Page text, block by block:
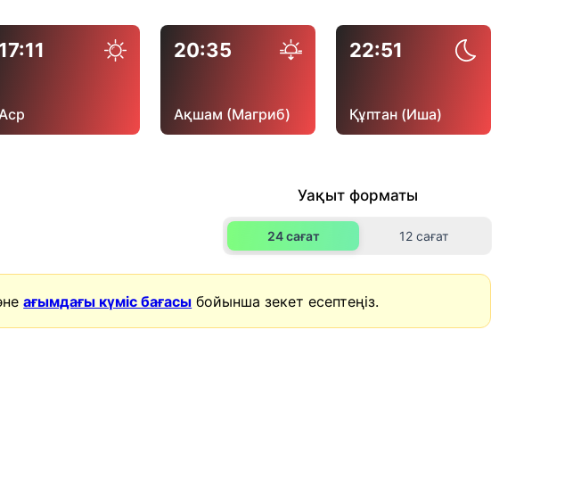
17:11 20:35
Ақшам (Магриб)
22:51
Құптан (Иша)
Уақыт форматы
24 сағат 12 сағат
ағымдағы күміс бағасы бойынша зекет есептеңіз.